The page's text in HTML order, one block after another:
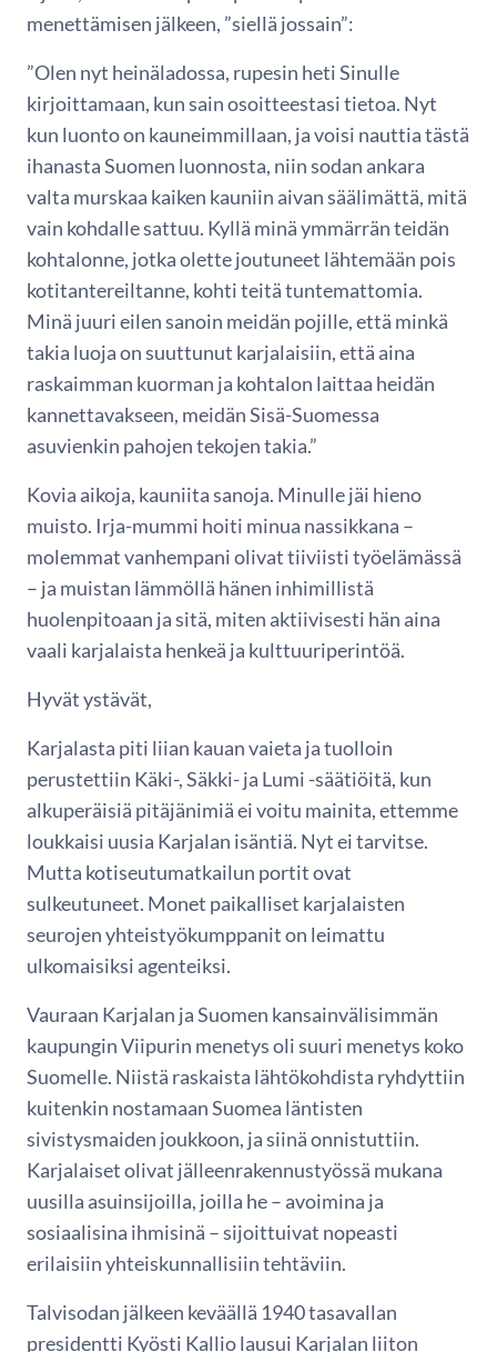
menettämisen jälkeen, ”siellä jossain”:
”Olen nyt heinäladossa, rupesin heti Sinulle
kirjoittamaan, kun sain osoitteestasi tietoa. Nyt
kun luonto on kauneimmillaan, ja voisi nauttia tästä
ihanasta Suomen luonnosta, niin sodan ankara
valta murskaa kaiken kauniin aivan säälimättä, mitä
vain kohdalle sattuu. Kyllä minä ymmärrän teidän
kohtalonne, jotka olette joutuneet lähtemään pois
kotitantereiltanne, kohti teitä tuntemattomia.
Minä juuri eilen sanoin meidän pojille, että minkä
takia luoja on suuttunut karjalaisiin, että aina
raskaimman kuorman ja kohtalon laittaa heidän
kannettavakseen, meidän Sisä-Suomessa
asuvienkin pahojen tekojen takia.”
Kovia aikoja, kauniita sanoja. Minulle jäi hieno
muisto. Irja-mummi hoiti minua nassikkana –
molemmat vanhempani olivat tiiviisti työelämässä
– ja muistan lämmöllä hänen inhimillistä
huolenpitoaan ja sitä, miten aktiivisesti hän aina
vaali karjalaista henkeä ja kulttuuriperintöä.
Hyvät ystävät,
Karjalasta piti liian kauan vaieta ja tuolloin
perustettiin Käki-, Säkki- ja Lumi -säätiöitä, kun
alkuperäisiä pitäjänimiä ei voitu mainita, ettemme
loukkaisi uusia Karjalan isäntiä. Nyt ei tarvitse.
Mutta kotiseutumatkailun portit ovat
sulkeutuneet. Monet paikalliset karjalaisten
seurojen yhteistyökumppanit on leimattu
ulkomaisiksi agenteiksi.
Vauraan Karjalan ja Suomen kansainvälisimmän
kaupungin Viipurin menetys oli suuri menetys koko
Suomelle. Niistä raskaista lähtökohdista ryhdyttiin
kuitenkin nostamaan Suomea läntisten
sivistysmaiden joukkoon, ja siinä onnistuttiin.
Karjalaiset olivat jälleenrakennustyössä mukana
uusilla asuinsijoilla, joilla he – avoimina ja
sosiaalisina ihmisinä – sijoittuivat nopeasti
erilaisiin yhteiskunnallisiin tehtäviin.
Talvisodan jälkeen keväällä 1940 tasavallan
presidentti Kyösti Kallio lausui Karjalan liiton